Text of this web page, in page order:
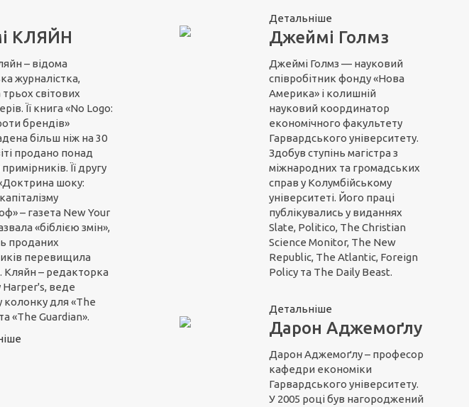
Детальніше
КЛЯЙН
– відома
журналістка,
світових
Її книга «No Logo:
брендів»
більш ніж на 30
продано понад
Її другу
шоку:
– газета New Your
«біблією змін»,
проданих
перевищила
Кляйн – редакторка
Harper's, веде
колонку для «The
«The Guardian».
Джеймі Голмз
Джеймі Голмз — науковий
співробітник фонду «Нова
Америка» і колишній
науковий координатор
економічного факультету
Гарвардського університету.
Здобув ступінь магістра з
міжнародних та громадських
справ у Колумбійському
університеті. Його праці
публікувались у виданнях
Slate, Politico, The Christian
Science Monitor, The New
Republic, The Atlantic, Foreign
Policy та The Daily Beast.
Детальніше
Дарон Аджемоґлу
Дарон Аджемоґлу – професор
кафедри економіки
Гарвардського університету.
У 2005 році був нагороджений